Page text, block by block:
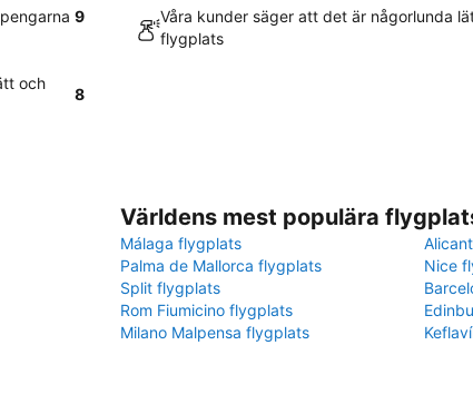
9
Våra kunder säger att det är någorlunda
flygplats
och
8
Världens mest populära
Málaga flygplats
Palma de Mallorca flygplats
Nice
Split flygplats
Rom Fiumicino flygplats
Milano Malpensa flygplats